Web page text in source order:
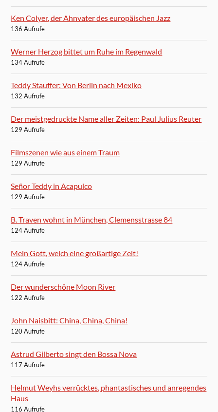
Ken Colyer, der Ahnvater des europäischen Jazz
136 Aufrufe
Werner Herzog bittet um Ruhe im Regenwald
134 Aufrufe
Teddy Stauffer: Von Berlin nach Mexiko
132 Aufrufe
Der meistgedruckte Name aller Zeiten: Paul Julius Reuter
129 Aufrufe
Filmszenen wie aus einem Traum
129 Aufrufe
Señor Teddy in Acapulco
129 Aufrufe
B. Traven wohnt in München, Clemensstrasse 84
124 Aufrufe
Mein Gott, welch eine großartige Zeit!
124 Aufrufe
Der wunderschöne Moon River
122 Aufrufe
John Naisbitt: China, China, China!
120 Aufrufe
Astrud Gilberto singt den Bossa Nova
117 Aufrufe
Helmut Weyhs verrücktes, phantastisches und anregendes
Haus
116 Aufrufe